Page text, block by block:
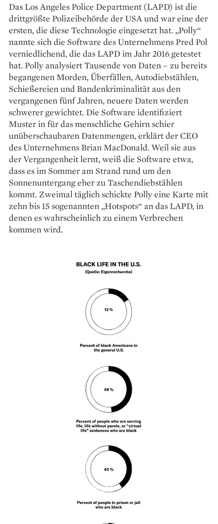
Das Los Angeles Police Department (LAPD) ist die
drittgrößte Polizeibehörde der USA und war eine der
ersten, die diese Technologie eingesetzt hat. „Polly“
nannte sich die Software des Unternehmens Pred Pol
verniedlichend, die das LAPD im Jahr 2016 getestet
hat. Polly analysiert Tausende von Daten – zu bereits
begangenen Morden, Überfällen, Autodiebstählen,
Schießereien und Bandenkriminalität aus den
vergangenen fünf Jahren, neuere Daten werden
schwerer gewichtet. Die Software identifiziert
Muster in für das menschliche Gehirn schier
unüberschaubaren Datenmengen, erklärt der CEO
des Unternehmens Brian MacDonald. Weil sie aus
der Vergangenheit lernt, weiß die Software etwa,
dass es im Sommer am Strand rund um den
Sonnenuntergang eher zu Taschendiebstählen
kommt. Zweimal täglich schickte Polly eine Karte mit
zehn bis 15 sogenannten „Hotspots“ an das LAPD, in
denen es wahrscheinlich zu einem Verbrechen
kommen wird.